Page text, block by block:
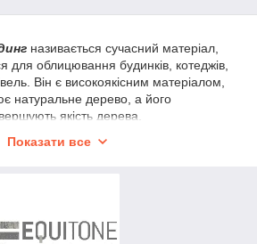
називається сучасний матеріал,
для облицювання будинків, котеджів,
Він є високоякісним матеріалом,
натуральне дерево, а його
якість дерева.
Деревина є пожежонебезпечним
складається з цементу і
Показати все